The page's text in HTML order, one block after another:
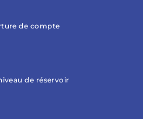
de compte
de réservoir